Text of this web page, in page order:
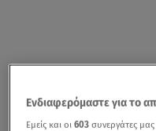
Ενδιαφερόμαστε για το
Εμείς και οι603 συνεργάτες